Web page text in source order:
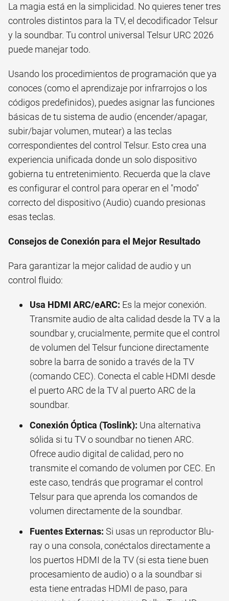
La magia está en la simplicidad. No quieres tener tres
controles distintos para la TV, el decodificador Telsur
y la soundbar. Tu control universal Telsur URC 2026
puede manejar todo.
Usando los procedimientos de programación que ya
conoces (como el aprendizaje por infrarrojos o los
códigos predefinidos), puedes asignar las funciones
básicas de tu sistema de audio (encender/apagar,
subir/bajar volumen, mutear) a las teclas
correspondientes del control Telsur. Esto crea una
experiencia unificada donde un solo dispositivo
gobierna tu entretenimiento. Recuerda que la clave
es configurar el control para operar en el "modo"
correcto del dispositivo (Audio) cuando presionas
esas teclas.
Consejos de Conexión para el Mejor Resultado
Para garantizar la mejor calidad de audio y un
control fluido:
Usa HDMI ARC/eARC: Es la mejor conexión.
Transmite audio de alta calidad desde la TV a la
soundbar y, crucialmente, permite que el control
de volumen del Telsur funcione directamente
sobre la barra de sonido a través de la TV
(comando CEC). Conecta el cable HDMI desde
el puerto ARC de la TV al puerto ARC de la
soundbar.
Conexión Óptica (Toslink): Una alternativa
sólida si tu TV o soundbar no tienen ARC.
Ofrece audio digital de calidad, pero no
transmite el comando de volumen por CEC. En
este caso, tendrás que programar el control
Telsur para que aprenda los comandos de
volumen directamente de la soundbar.
Fuentes Externas: Si usas un reproductor Blu-
ray o una consola, conéctalos directamente a
los puertos HDMI de la TV (si esta tiene buen
procesamiento de audio) o a la soundbar si
esta tiene entradas HDMI de paso, para